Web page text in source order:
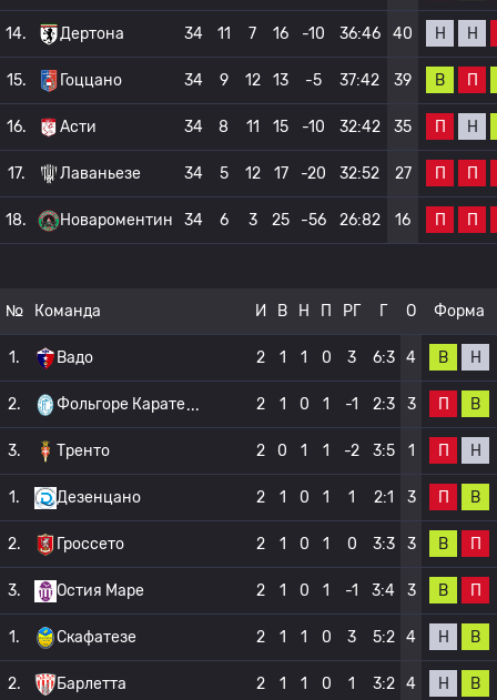
14. Дертона 34 11 7 16 -10 36:46 40 Н Н
15. Гоццано 34 9 12 13 -5 37:42 39 В П
16. Асти 34 8 11 15 -10 32:42 35 П Н
17. Лаваньезе 34 5 12 17 -20 32:52 27 П П
18. Новароментин 34 6 3 25 -56 26:82 16 П П
№ Команда И В Н П РГ Г О Форма
1. Вадо 2 1 1 0 3 6:3 4 В Н
2. Фольгоре Карате 2 1 0 1 -1 2:3 3 П В
3. Тренто 2 0 1 1 -2 3:5 1 П Н
1. Дезенцано 2 1 0 1 1 2:1 3 П В
2. Гроссето 2 1 0 1 0 3:3 3 В П
3. Остия Маре 2 1 0 1 -1 3:4 3 В П
1. Скафатезе 2 1 1 0 3 5:2 4 Н В
2. Барлетта 2 1 1 0 1 3:2 4 Н В